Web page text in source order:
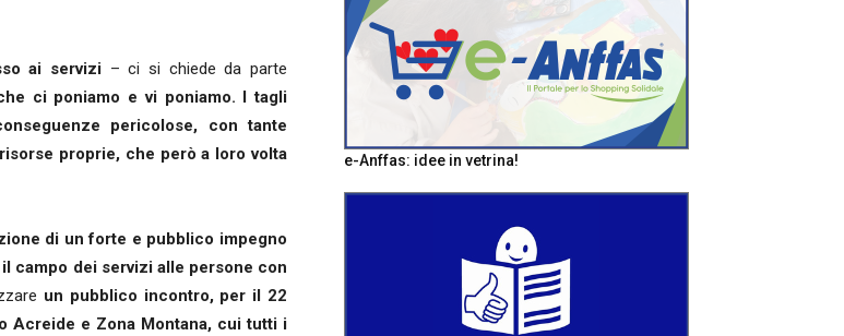
ai servizi – ci si chiede da parte
ci poniamo e vi poniamo. I tagli
pericolose, con tante
proprie, che però a loro volta
di un forte e pubblico impegno
campo dei servizi alle persone con
un pubblico incontro, per il 22
Acreide e Zona Montana, cui tutti i
e-Anffas: idee in vetrina!